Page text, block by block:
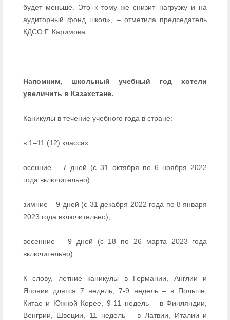
будет меньше. Это к тому же снизит нагрузку и на
аудиторный фонд школ», – отметила председатель
КДСО Г. Каримова.
Напомним, школьный учебный год хотели
увеличить в Казахстане.
Каникулы в течение учебного года в стране:
в 1–11 (12) классах:
осенние – 7 дней (с 31 октября по 6 ноября 2022
года включительно);
зимние – 9 дней (с 31 декабря 2022 года по 8 января
2023 года включительно);
весенние – 9 дней (с 18 по 26 марта 2023 года
включительно).
К слову, летние каникулы в Германии, Англии и
Японии длятся 7 недель, 7-9 недель – в Польше,
Китае и Южной Корее, 9-11 недель – в Финляндии,
Венгрии, Швеции, 11 недель – в Латвии, Италии и